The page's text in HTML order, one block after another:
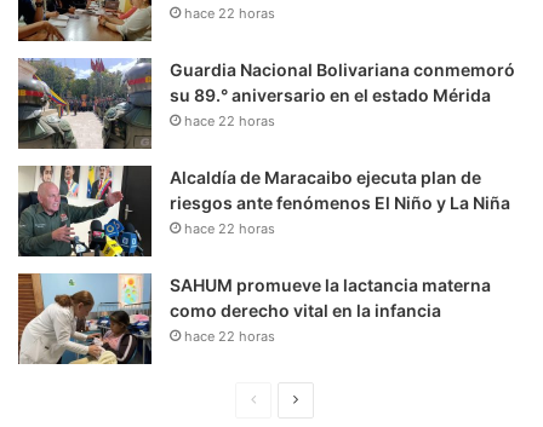
hace 22 horas
Guardia Nacional Bolivariana conmemoró
su 89.° aniversario en el estado Mérida
hace 22 horas
Alcaldía de Maracaibo ejecuta plan de
riesgos ante fenómenos El Niño y La Niña
hace 22 horas
SAHUM promueve la lactancia materna
como derecho vital en la infancia
hace 22 horas